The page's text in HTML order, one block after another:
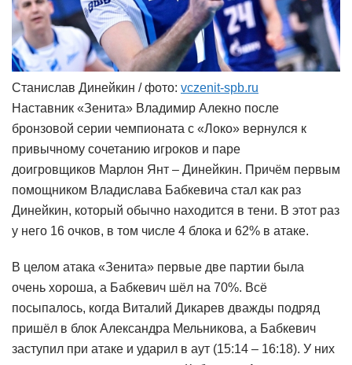
Станислав Динейкин / фото: vczenit-spb.ru
Наставник «Зенита» Владимир Алекно после
бронзовой серии чемпионата с «Локо» вернулся к
привычному сочетанию игроков и паре
доигровщиков Марлон Янт – Динейкин. Причём первым
помощником Владислава Бабкевича стал как раз
Динейкин, который обычно находится в тени. В этот раз
у него 16 очков, в том числе 4 блока и 62% в атаке.
В целом атака «Зенита» первые две партии была
очень хороша, а Бабкевич шёл на 70%. Всё
посыпалось, когда Виталий Дикарев дважды подряд
пришёл в блок Александра Мельникова, а Бабкевич
заступил при атаке и ударил в аут (15:14 – 16:18). У них